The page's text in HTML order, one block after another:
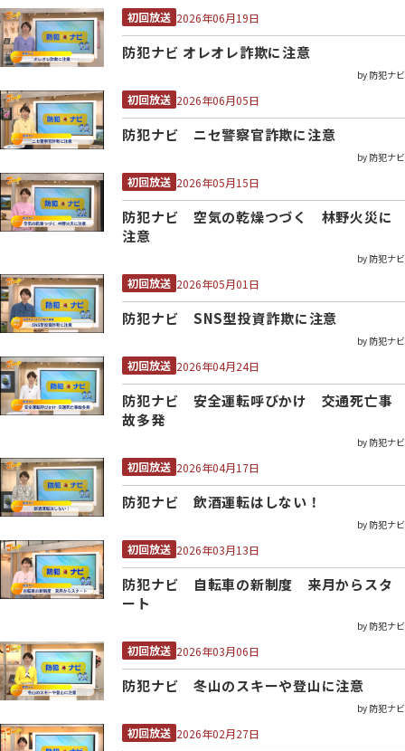
初回放送 2026年06月19日
防犯ナビ オレオレ詐欺に注意
by 防犯ナビ
初回放送 2026年06月05日
防犯ナビ ニセ警察官詐欺に注意
by 防犯ナビ
初回放送 2026年05月15日
防犯ナビ 空気の乾燥つづく 林野火災に
注意
by 防犯ナビ
初回放送 2026年05月01日
防犯ナビ SNS型投資詐欺に注意
by 防犯ナビ
初回放送 2026年04月24日
防犯ナビ 安全運転呼びかけ 交通死亡事
故多発
by 防犯ナビ
初回放送 2026年04月17日
防犯ナビ 飲酒運転はしない！
by 防犯ナビ
初回放送 2026年03月13日
防犯ナビ 自転車の新制度 来月からスタ
ート
by 防犯ナビ
初回放送 2026年03月06日
防犯ナビ 冬山のスキーや登山に注意
by 防犯ナビ
初回放送 2026年02月27日